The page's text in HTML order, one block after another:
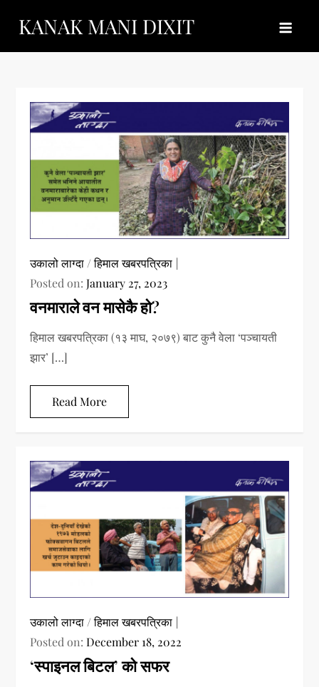
content
KANAK MANI DIXIT
उकालो लाग्दा /हिमाल खबरपत्रिका
Posted on:January 27, 2023
वनमाराले वन मासेकै हो?
हिमाल खबरपत्रिका (१३ माघ, २०७९) बाट कुनै वेला ‘पञ्चायती
झार’ […]
Read More
उकालो लाग्दा /हिमाल खबरपत्रिका
Posted on:December 18, 2022
‘स्पाइनल बिटल’ को सफर